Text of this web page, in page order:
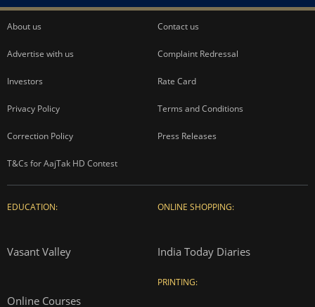
About us Contact us
Advertise with us Complaint Redressal
Investors Rate Card
Privacy Policy Terms and Conditions
Correction Policy Press Releases
T&Cs for AajTak HD Contest
EDUCATION:
Vasant Valley
Online Courses
ONLINE SHOPPING:
India Today Diaries
PRINTING: